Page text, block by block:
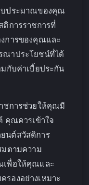
บประมาณของคุณ
ดิการราชการที่
การของคุณและ
ณาประโยชน์ที่ได้
กับค่าเบี้ยประกัน
ชการช่วยให้คุณมี
คุณควรเข้าใจ
นต์สวัสดิการ
มตามความ
เพื่อให้คุณและ
องอย่างเหมาะ